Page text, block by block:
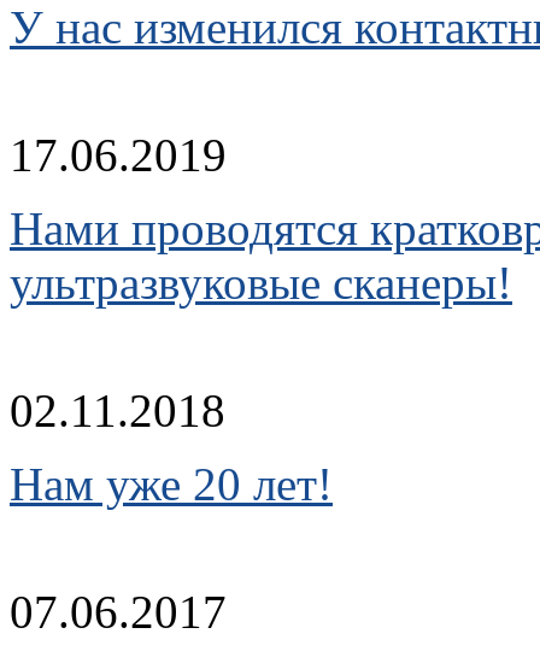
У нас изменился
17.06.2019
Нами проводятся
ультразвуковые сканеры!
02.11.2018
Нам уже 20 лет!
07.06.2017